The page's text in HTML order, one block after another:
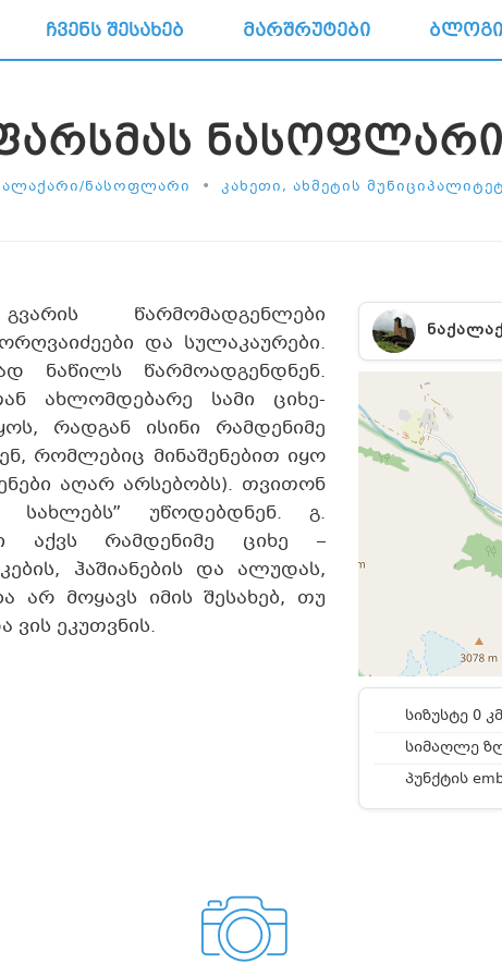
ᲩᲕᲔᲜᲡ ᲨᲔᲡᲐᲮᲔᲑ ᲛᲐᲠᲨᲠᲣᲢᲔᲑᲘ ᲑᲚᲝᲒᲘ
ᲜᲐᲡᲝᲤᲚᲐᲠᲘ
ᲜᲐᲡᲝᲤᲚᲐᲠᲘ • ᲙᲐᲮᲔᲗᲘ, ᲐᲮᲛᲔᲢᲘᲡ
სიზუსტე 0 კმ
სიმაღლე
პუნქტის
წარმომადგენლები
და სულაკაურები.
ნაწილს წარმოადგენდნენ.
ახლომდებარე სამი ციხე-
რადგან ისინი რამდენიმე
რომლებიც მინაშენებით იყო
აღარ არსებობს). თვითონ
სახლებს” უწოდებდნენ. გ.
აქვს რამდენიმე ციხე –
ჰაშიანების და ალუდას,
არ მოყავს იმის შესახებ, თუ
ეკუთვნის.